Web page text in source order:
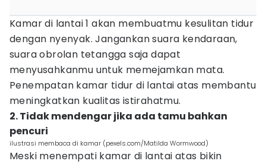
Kamar di lantai 1 akan membuatmu kesulitan tidur
dengan nyenyak. Jangankan suara kendaraan,
suara obrolan tetangga saja dapat
menyusahkanmu untuk memejamkan mata.
Penempatan kamar tidur di lantai atas membantu
meningkatkan kualitas istirahatmu.
2. Tidak mendengar jika ada tamu bahkan
pencuri
ilustrasi membaca di kamar (pexels.com/Matilda Wormwood)
Meski menempati kamar di lantai atas bikin